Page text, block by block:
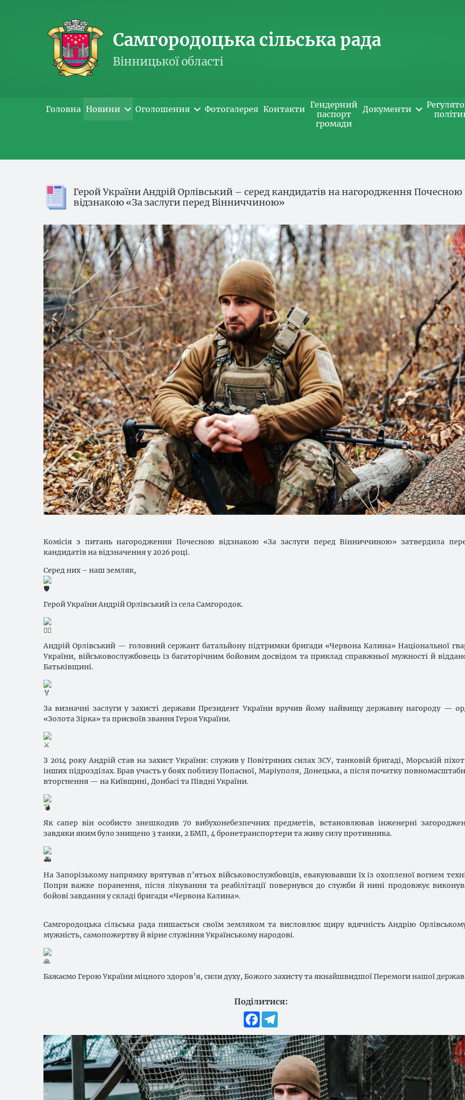
Самгородоцька сільська рада
Вінницької області
Головна Новини Оголошення Фотогалерея Контакти Гендерний
паспорт
громади
Документи
Герой України Андрій Орлівський – серед кандидатів на нагородження Почесною
відзнакою «За заслуги перед Вінниччиною»
Комісія з питань нагородження Почесною відзнакою «За заслуги перед Вінниччиною» затвердила
кандидатів на відзначення у 2026 році.
Серед них – наш земляк,
Герой України Андрій Орлівський із села Самгородок.
Андрій Орлівський — головний сержант батальйону підтримки бригади «Червона Калина» Національної
України, військовослужбовець із багаторічним бойовим досвідом та приклад справжньої мужності й
Батьківщині.
За визначні заслуги у захисті держави Президент України вручив йому найвищу державну нагороду —
«Золота Зірка» та присвоїв звання Героя України.
З 2014 року Андрій став на захист України: служив у Повітряних силах ЗСУ, танковій бригаді, Морській
інших підрозділах. Брав участь у боях поблизу Попасної, Маріуполя, Донецька, а після початку
вторгнення — на Київщині, Донбасі та Півдні України.
Як сапер він особисто знешкодив 70 вибухонебезпечних предметів, встановлював інженерні
завдяки яким було знищено 3 танки, 2 БМП, 4 бронетранспортери та живу силу противника.
На Запорізькому напрямку врятував п’ятьох військовослужбовців, евакуювавши їх із охопленої вогнем
Попри важке поранення, після лікування та реабілітації повернувся до служби й нині продовжує
бойові завдання у складі бригади «Червона Калина».
Самгородоцька сільська рада пишається своїм земляком та висловлює щиру вдячність Андрію
мужність, самопожертву й вірне служіння Українському народові.
Бажаємо Герою України міцного здоров’я, сили духу, Божого захисту та якнайшвидшої Перемоги нашої
Поділитися:
Facebook